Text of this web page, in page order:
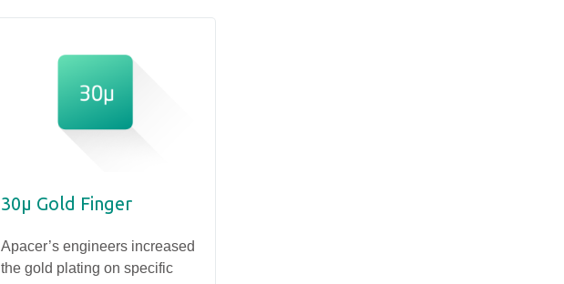
30µ Gold Finger
Apacer’s engineers increased
the gold plating on specific
공장 자동화 성공 사례